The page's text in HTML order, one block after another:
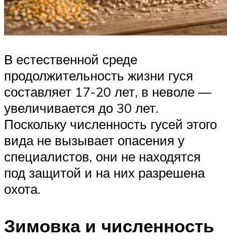
В естественной среде
продолжительность жизни гуся
составляет 17-20 лет, в неволе —
увеличивается до 30 лет.
Поскольку численность гусей этого
вида не вызывает опасения у
специалистов, они не находятся
под защитой и на них разрешена
охота.
Зимовка и численность